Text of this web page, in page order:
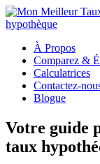
À Propos
Comparez &
Calculatrices
Contactez-
Blogue
Votre guide
taux